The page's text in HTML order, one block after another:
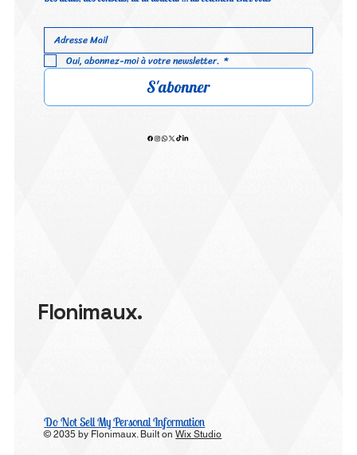
Oui, abonnez-moi à votre newsletter. *
S'abonner
Flonimaux.
Do Not Sell My Personal Information
© 2035 by Flonimaux. Built onWix Studio